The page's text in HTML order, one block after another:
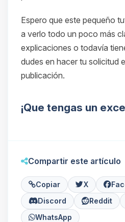
Espero que este pequeño
a verlo todo un poco más
explicaciones o todavía
dudes en hacer tu solicitud
publicación.
¡Que tengas un
Compartir este artículo
Copiar X
Discord
Reddit
WhatsApp